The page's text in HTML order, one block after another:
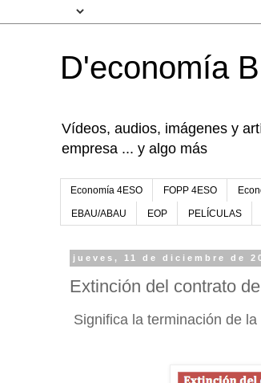
D'economía
Vídeos, audios, imágenes y
empresa ... y algo más
Economía 4ESO FOPP 4ESO
EBAU/ABAU EOP PELÍCULAS
jueves, 11 de diciembre de
Extinción del contrato
Significa la terminación de